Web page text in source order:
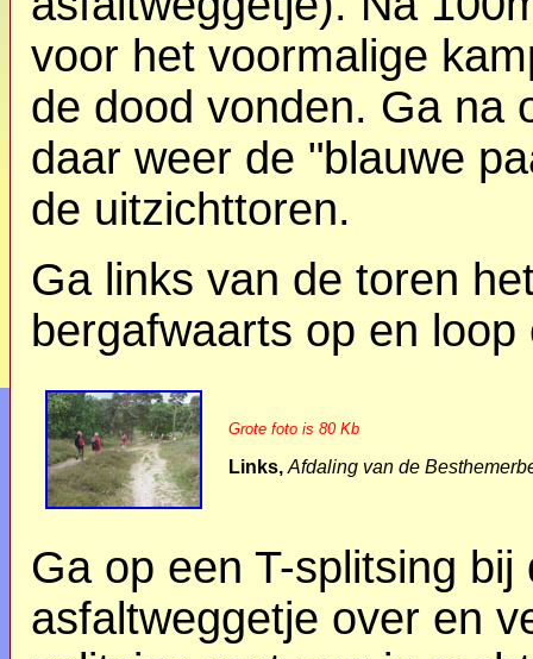
voor het voormalige
de dood vonden. Ga na
daar weer de "blauwe
de uitzichttoren.
Ga links van de toren
bergafwaarts op en
Grote foto is 80 Kb
Links, Afdaling van de
Ga op een T-splitsing
asfaltweggetje over en